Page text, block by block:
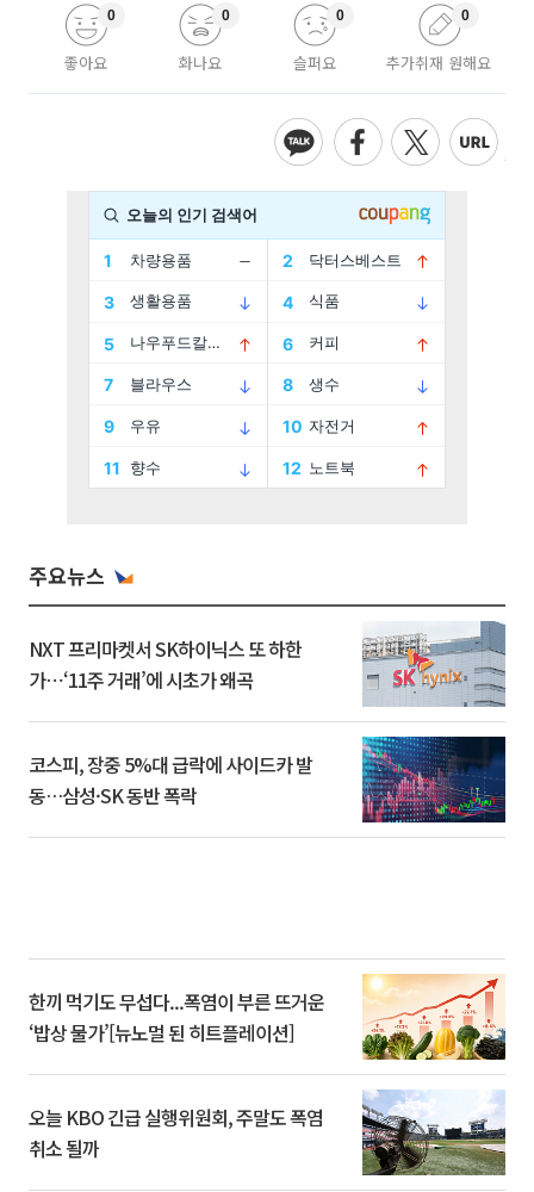
좋아요
0
화나요
0
슬퍼요
0
추가취재 원해요
0
주요뉴스
NXT 프리마켓서 SK하이닉스 또 하한
가⋯‘11주 거래’에 시초가 왜곡
코스피, 장중 5%대 급락에 사이드카 발
동…삼성·SK 동반 폭락
한끼 먹기도 무섭다...폭염이 부른 뜨거운
‘밥상 물가’[뉴노멀 된 히트플레이션]
오늘 KBO 긴급 실행위원회, 주말도 폭염
취소 될까